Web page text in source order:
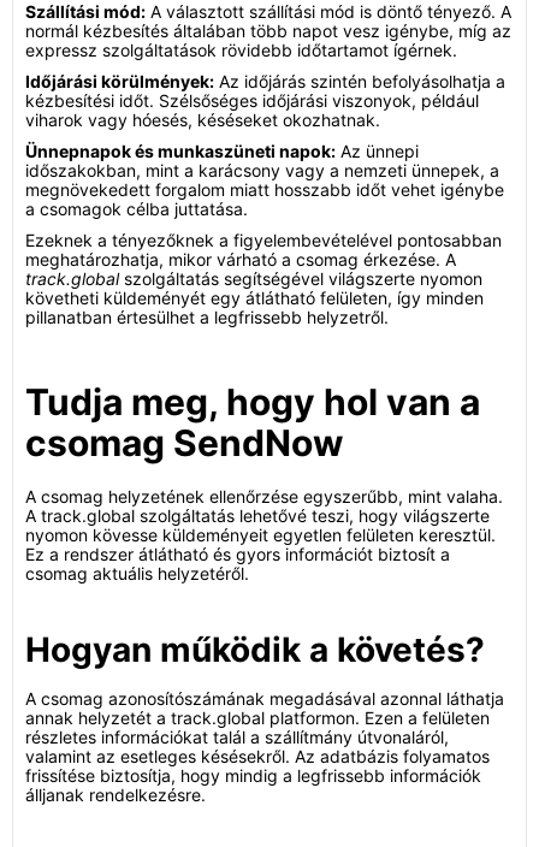
Szállítási mód: A választott szállítási mód is döntő tényező. A
normál kézbesítés általában több napot vesz igénybe, míg az
expressz szolgáltatások rövidebb időtartamot ígérnek.
Időjárási körülmények: Az időjárás szintén befolyásolhatja a
kézbesítési időt. Szélsőséges időjárási viszonyok, például
viharok vagy hóesés, késéseket okozhatnak.
Ünnepnapok és munkaszüneti napok: Az ünnepi
időszakokban, mint a karácsony vagy a nemzeti ünnepek, a
megnövekedett forgalom miatt hosszabb időt vehet igénybe
a csomagok célba juttatása.
Ezeknek a tényezőknek a figyelembevételével pontosabban
meghatározhatja, mikor várható a csomag érkezése. A
track.globalszolgáltatás segítségével világszerte nyomon
követheti küldeményét egy átlátható felületen, így minden
pillanatban értesülhet a legfrissebb helyzetről.
Tudja meg, hogy hol van a
csomag SendNow
A csomag helyzetének ellenőrzése egyszerűbb, mint valaha.
A track.global szolgáltatás lehetővé teszi, hogy világszerte
nyomon kövesse küldeményeit egyetlen felületen keresztül.
Ez a rendszer átlátható és gyors információt biztosít a
csomag aktuális helyzetéről.
Hogyan működik a követés?
A csomag azonosítószámának megadásával azonnal láthatja
annak helyzetét a track.global platformon. Ezen a felületen
részletes információkat talál a szállítmány útvonaláról,
valamint az esetleges késésekről. Az adatbázis folyamatos
frissítése biztosítja, hogy mindig a legfrissebb információk
álljanak rendelkezésre.